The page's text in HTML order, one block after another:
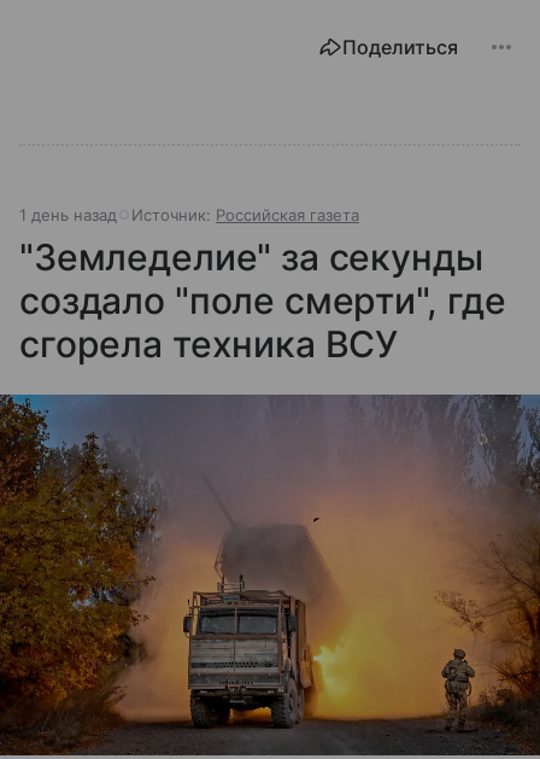
Поделиться
1 день назад Источник: Российская газета
"Земледелие" за секунды
создало "поле смерти", где
сгорела техника ВСУ